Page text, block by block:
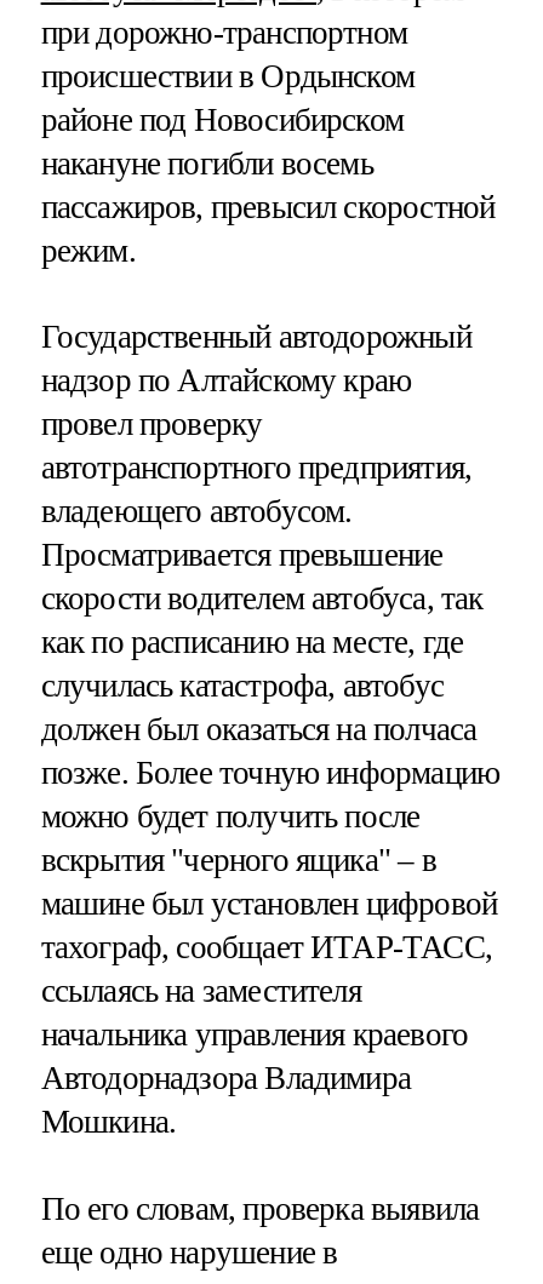
при дорожно-транспортном
происшествии в Ордынском
районе под Новосибирском
накануне погибли восемь
пассажиров, превысил скоростной
режим.
Государственный автодорожный
надзор по Алтайскому краю
провел проверку
автотранспортного предприятия,
владеющего автобусом.
Просматривается превышение
скорости водителем автобуса, так
как по расписанию на месте, где
случилась катастрофа, автобус
должен был оказаться на полчаса
позже. Более точную информацию
можно будет получить после
вскрытия "черного ящика" – в
машине был установлен цифровой
тахограф, сообщает ИТАР-ТАСС,
ссылаясь на заместителя
начальника управления краевого
Автодорнадзора Владимира
Мошкина.
По его словам, проверка выявила
еще одно нарушение в